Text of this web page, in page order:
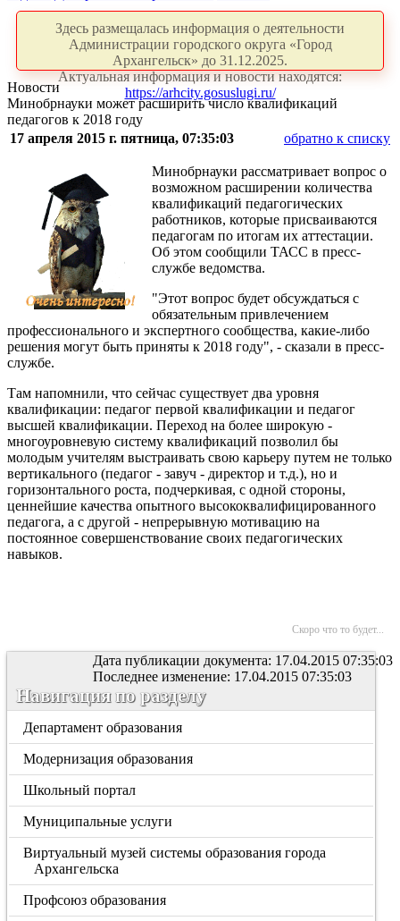
Здесь размещалась информация о деятельности
Администрации городского округа «Город
Архангельск» до 31.12.2025.
Актуальная информация и новости находятся:
https://arhcity.gosuslugi.ru/
Новости
Минобрнауки может расширить число квалификаций
педагогов к 2018 году
17 апреля 2015 г. пятница, 07:35:03
обратно к списку
Минобрнауки рассматривает вопрос о
возможном расширении количества
квалификаций педагогических
работников, которые присваиваются
педагогам по итогам их аттестации.
Об этом сообщили ТАСС в пресс-
службе ведомства.
"Этот вопрос будет обсуждаться с
обязательным привлечением
профессионального и экспертного сообщества, какие-либо
решения могут быть приняты к 2018 году", - сказали в пресс-
службе.
Там напомнили, что сейчас существует два уровня
квалификации: педагог первой квалификации и педагог
высшей квалификации. Переход на более широкую -
многоуровневую систему квалификаций позволил бы
молодым учителям выстраивать свою карьеру путем не только
вертикального (педагог - завуч - директор и т.д.), но и
горизонтального роста, подчеркивая, с одной стороны,
ценнейшие качества опытного высококвалифицированного
педагога, а с другой - непрерывную мотивацию на
постоянное совершенствование своих педагогических
навыков.
Скоро что то будет...
Дата публикации документа: 17.04.2015 07:35:03
Последнее изменение: 17.04.2015 07:35:03
Навигация по разделу
Департамент образования
Модернизация образования
Школьный портал
Муниципальные услуги
Виртуальный музей системы образования города
Архангельска
Профсоюз образования